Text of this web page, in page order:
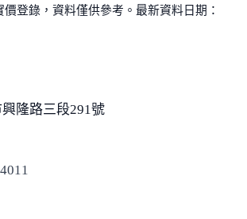
登錄，資料僅供參考。最新資料日期：
隆路三段291號